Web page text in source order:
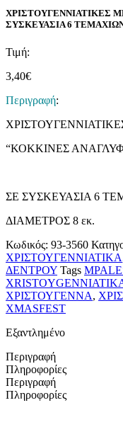
ΧΡΙΣΤΟΥΓΕΝΝΙΑΤΙΚΕΣ
ΣΥΣΚΕΥΑΣΙΑ 6
Τιμή:
3,40€
Περιγραφή:
“ΚΟΚΚΙΝΕΣ
ΣΕ ΣΥΣΚΕΥΑΣΙΑ 6
ΔΙΑΜΕΤΡΟΣ 8 εκ.
Κωδικός: 93-3560
ΧΡΙΣΤΟΥΓΕΝΝΙΑΤΙΚΑ
ΔΕΝΤΡΟΥ Tags
ΧΡΙΣΤΟΥΓΕΝΝΑ,
XMASFEST
Εξαντλημένο
Περιγραφή
Πληροφορίες
Περιγραφή
Πληροφορίες